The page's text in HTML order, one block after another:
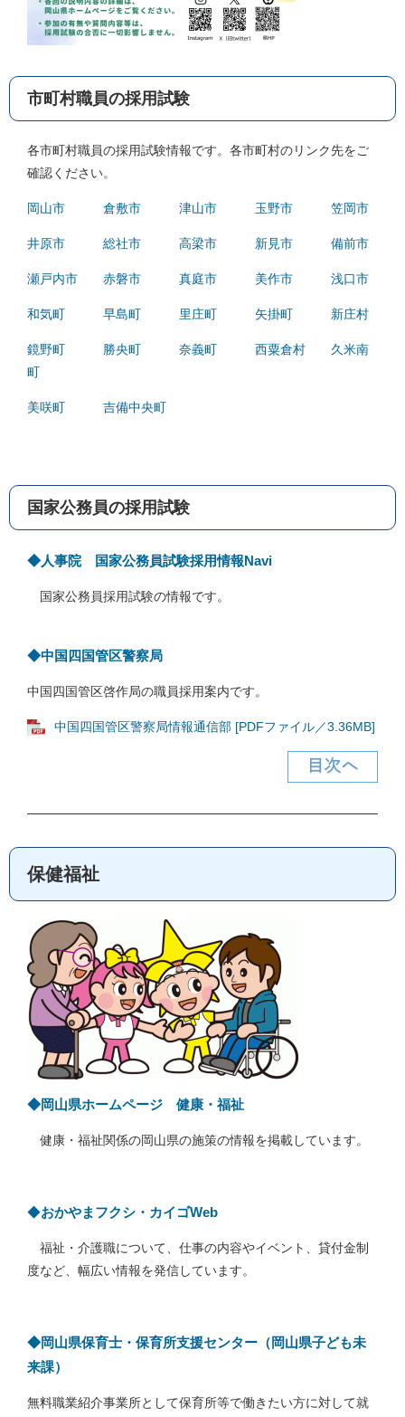
市町村職員の採用試験
各市町村職員の採用試験情報です。各市町村のリンク先をご
確認ください。
岡山市 倉敷市 津山市 玉野市 笠岡市
井原市 総社市 高梁市 新見市 備前市
瀬戸内市 赤磐市 真庭市 美作市 浅口市
和気町 早島町 里庄町 矢掛町 新庄村
鏡野町 勝央町 奈義町 西粟倉村
久米南
町
美咲町 吉備中央町
国家公務員の採用試験
◆人事院 国家公務員試験採用情報Navi
国家公務員採用試験の情報です。
◆中国四国管区警察局
中国四国管区啓作局の職員採用案内です。
中国四国管区警察局情報通信部 [PDFファイル／3.36MB]
保健福祉
◆岡山県ホームページ 健康・福祉
健康・福祉関係の岡山県の施策の情報を掲載しています。
◆おかやまフクシ・カイゴWeb
福祉・介護職について、仕事の内容やイベント、貸付金制
度など、幅広い情報を発信しています。
◆岡山県保育士・保育所支援センター（岡山県子ども未
来課）
無料職業紹介事業所として保育所等で働きたい方に対して就